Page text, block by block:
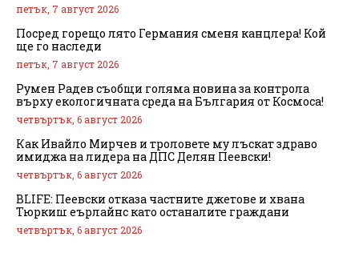
петък, 7 август 2026
Посред горещо лято Германия сменя канцлера! Кой
ще го наследи
петък, 7 август 2026
Румен Радев съобщи голяма новина за контрола
върху екологичната среда на България от Космоса!
четвъртък, 6 август 2026
Как Ивайло Мирчев и троловете му лъскат здраво
имиджа на лидера на ДПС Делян Пеевски!
четвъртък, 6 август 2026
BLIFE: Пеевски отказа частните джетове и хвана
Тюркиш еърлайнс като останалите граждани
четвъртък, 6 август 2026